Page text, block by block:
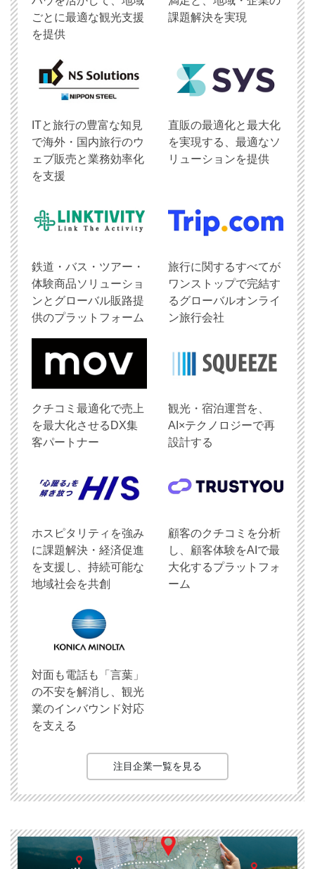
ごとに最適な観光支援
を提供
課題解決を実現
ITと旅行の豊富な知見
で海外・国内旅行のウ
ェブ販売と業務効率化
を支援
直販の最適化と最大化
を実現する、最適なソ
リューションを提供
鉄道・バス・ツアー・
体験商品ソリューショ
ンとグローバル販路提
供のプラットフォーム
旅行に関するすべてが
ワンストップで完結す
るグローバルオンライ
ン旅行会社
クチコミ最適化で売上
を最大化させるDX集
客パートナー
観光・宿泊運営を、
AI×テクノロジーで再
設計する
ホスピタリティを強み
に課題解決・経済促進
を支援し、持続可能な
地域社会を共創
顧客のクチコミを分析
し、顧客体験をAIで最
大化するプラットフォ
ーム
対面も電話も「言葉」
の不安を解消し、観光
業のインバウンド対応
を支える
注目企業一覧を見る